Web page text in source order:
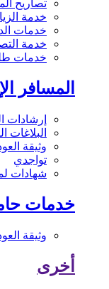
تصاريح
خدمة
خدمات
خدمة
خدمات
المسافر
البلاغات
وثيقة
تواجدي
شهادات
خدمات
وثيقة
أخرى